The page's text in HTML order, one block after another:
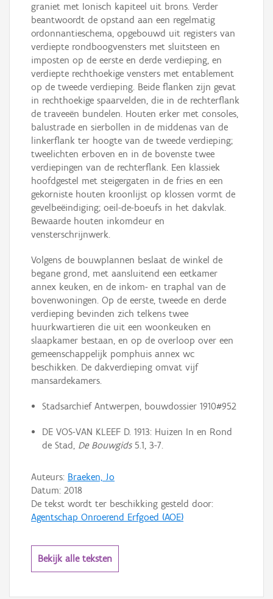
graniet met Ionisch kapiteel uit brons. Verder
beantwoordt de opstand aan een regelmatig
ordonnantieschema, opgebouwd uit registers van
verdiepte rondboogvensters met sluitsteen en
imposten op de eerste en derde verdieping, en
verdiepte rechthoekige vensters met entablement
op de tweede verdieping. Beide flanken zijn gevat
in rechthoekige spaarvelden, die in de rechterflank
de traveeën bundelen. Houten erker met consoles,
balustrade en sierbollen in de middenas van de
linkerflank ter hoogte van de tweede verdieping;
tweelichten erboven en in de bovenste twee
verdiepingen van de rechterflank. Een klassiek
hoofdgestel met steigergaten in de fries en een
gekorniste houten kroonlijst op klossen vormt de
gevelbeëindiging; oeil-de-boeufs in het dakvlak.
Bewaarde houten inkomdeur en
vensterschrijnwerk.
Volgens de bouwplannen beslaat de winkel de
begane grond, met aansluitend een eetkamer
annex keuken, en de inkom- en traphal van de
bovenwoningen. Op de eerste, tweede en derde
verdieping bevinden zich telkens twee
huurkwartieren die uit een woonkeuken en
slaapkamer bestaan, en op de overloop over een
gemeenschappelijk pomphuis annex wc
beschikken. De dakverdieping omvat vijf
mansardekamers.
Stadsarchief Antwerpen, bouwdossier 1910#952
DE VOS-VAN KLEEF D. 1913: Huizen In en Rond
de Stad, De Bouwgids5.1, 3-7.
Auteurs: Braeken, Jo
Datum: 2018
De tekst wordt ter beschikking gesteld door:
Agentschap Onroerend Erfgoed (AOE)
Bekijk alle teksten